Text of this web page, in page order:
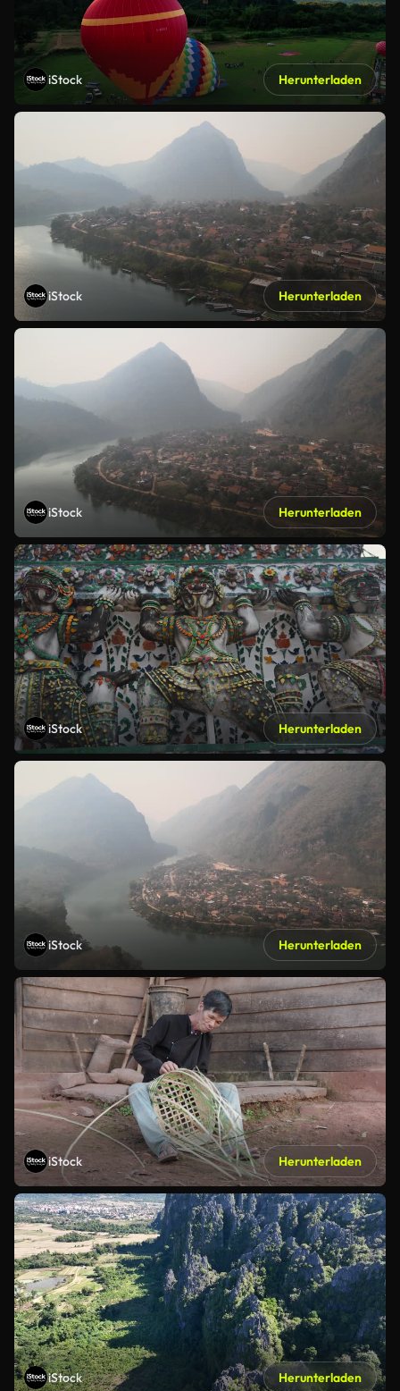
iStock Herunterladen
iStock Herunterladen
iStock Herunterladen
iStock Herunterladen
iStock Herunterladen
iStock Herunterladen
iStock Herunterladen